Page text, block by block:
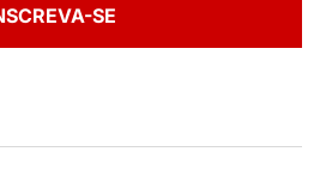
SE